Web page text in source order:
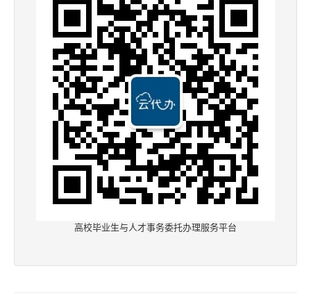
高校毕业生与人才事务委托办理服务平台